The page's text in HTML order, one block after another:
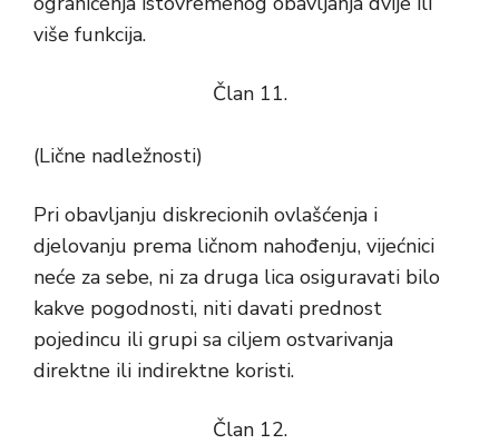
više funkcija.
Član 11.
(Lične nadležnosti)
Pri obavljanju diskrecionih ovlašćenja i
djelovanju prema ličnom nahođenju, vijećnici
neće za sebe, ni za druga lica osiguravati bilo
kakve pogodnosti, niti davati prednost
pojedincu ili grupi sa ciljem ostvarivanja
direktne ili indirektne koristi.
Član 12.